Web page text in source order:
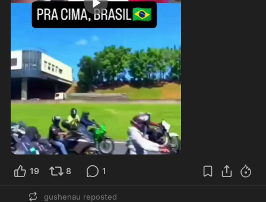
0:13
19 8 1
gushenau reposted